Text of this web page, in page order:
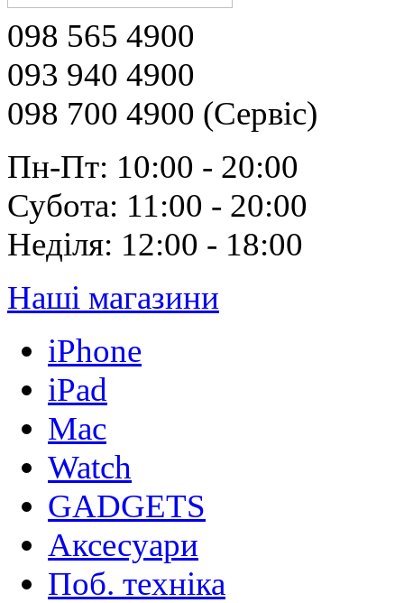
098 565 4900
093 940 4900
098 700 4900 (Сервіс)
Пн-Пт: 10:00 - 20:00
Субота: 11:00 - 20:00
Неділя: 12:00 - 18:00
Наші магазини
iPhone
iPad
Mac
Watch
GADGETS
Аксесуари
Поб. техніка